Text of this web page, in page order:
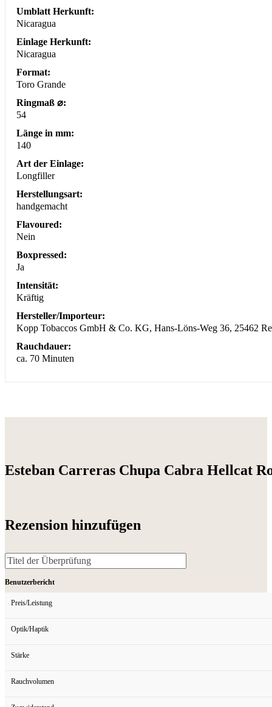
Umblatt Herkunft:
Nicaragua
Einlage Herkunft:
Nicaragua
Format:
Toro Grande
Ringmaß ⌀:
54
Länge in mm:
140
Art der Einlage:
Longfiller
Herstellungsart:
handgemacht
Flavoured:
Nein
Boxpressed:
Ja
Intensität:
Kräftig
Hersteller/Importeur:
Kopp Tobaccos GmbH & Co. KG, Hans-Löns-Weg 36, 25462
Rauchdauer:
ca. 70 Minuten
Esteban Carreras Chupa Cabra Hellcat
Rezension hinzufügen
Benutzerbericht
Preis/Leistung
Optik/Haptik
Stärke
Rauchvolumen